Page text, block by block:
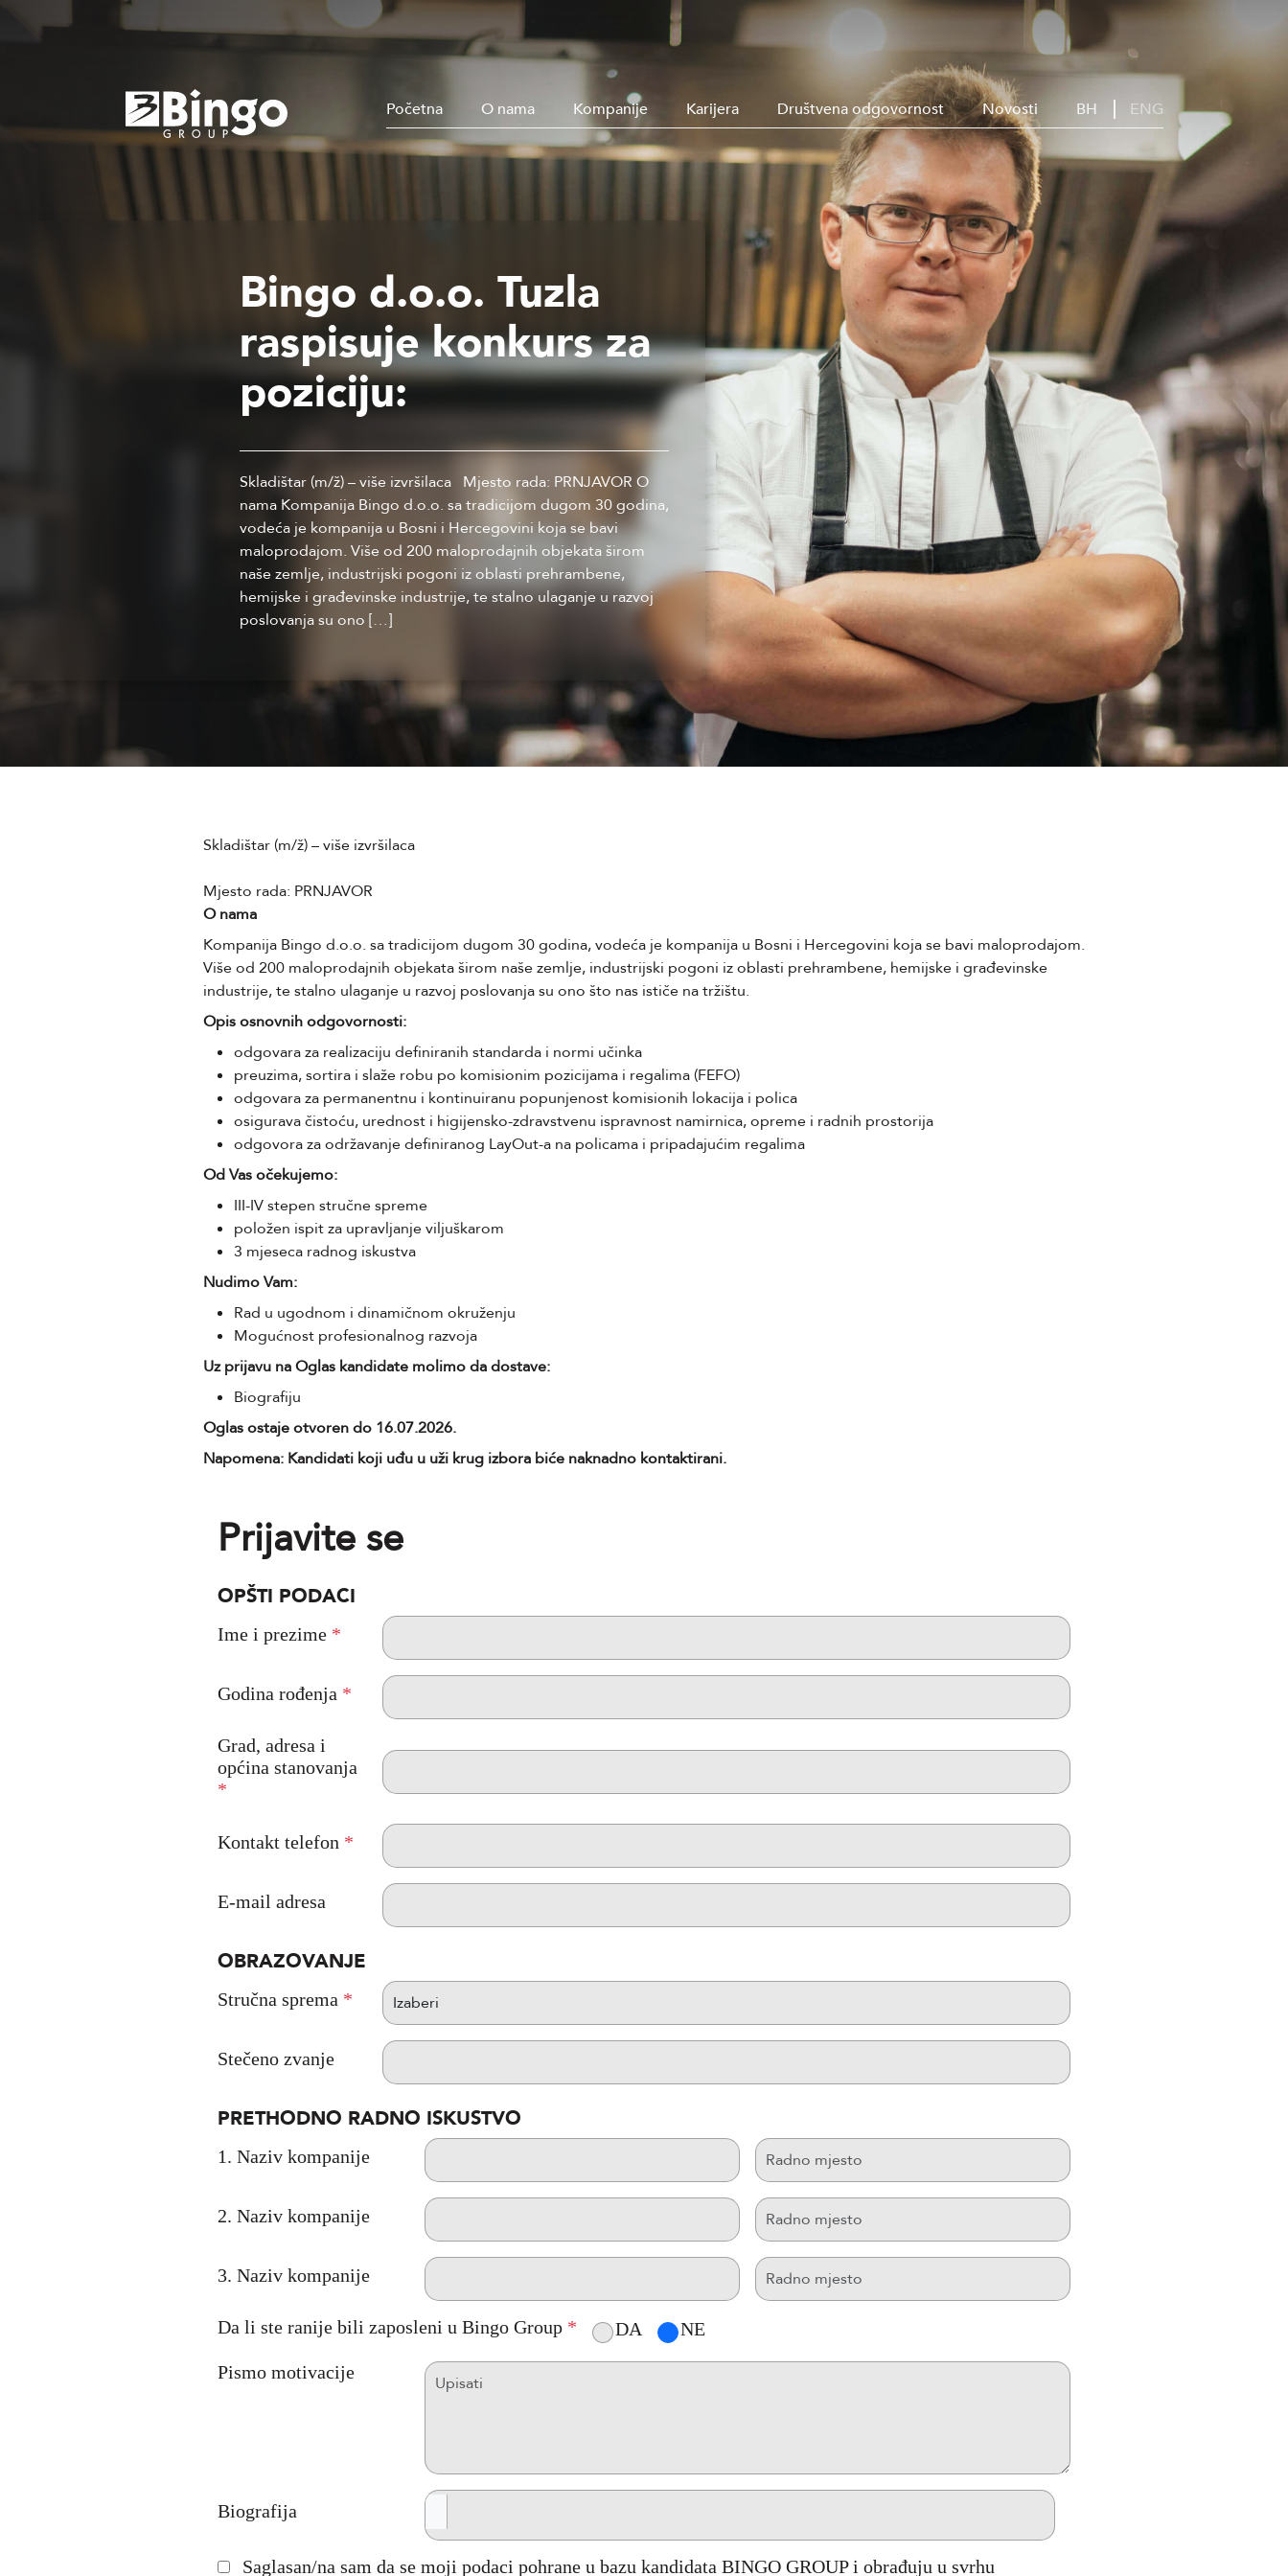
Početna O nama Kompanije Karijera Društvena odgovornost Novosti BH ENG
Bingo d.o.o. Tuzla
raspisuje konkurs za
poziciju:
Skladištar (m/ž) – više izvršilaca Mjesto rada: PRNJAVOR O
nama Kompanija Bingo d.o.o. sa tradicijom dugom 30 godina,
vodeća je kompanija u Bosni i Hercegovini koja se bavi
maloprodajom. Više od 200 maloprodajnih objekata širom
naše zemlje, industrijski pogoni iz oblasti prehrambene,
hemijske i građevinske industrije, te stalno ulaganje u razvoj
poslovanja su ono […]
Skladištar (m/ž) – više izvršilaca
Mjesto rada: PRNJAVOR
O nama
Kompanija Bingo d.o.o. sa tradicijom dugom 30 godina, vodeća je kompanija u Bosni i Hercegovini koja se bavi maloprodajom.
Više od 200 maloprodajnih objekata širom naše zemlje, industrijski pogoni iz oblasti prehrambene, hemijske i građevinske
industrije, te stalno ulaganje u razvoj poslovanja su ono što nas ističe na tržištu.
Opis osnovnih odgovornosti:
odgovara za realizaciju definiranih standarda i normi učinka
preuzima, sortira i slaže robu po komisionim pozicijama i regalima (FEFO)
odgovara za permanentnu i kontinuiranu popunjenost komisionih lokacija i polica
osigurava čistoću, urednost i higijensko-zdravstvenu ispravnost namirnica, opreme i radnih prostorija
odgovora za održavanje definiranog LayOut-a na policama i pripadajućim regalima
Od Vas očekujemo:
III-IV stepen stručne spreme
položen ispit za upravljanje viljuškarom
3 mjeseca radnog iskustva
Nudimo Vam:
Rad u ugodnom i dinamičnom okruženju
Mogućnost profesionalnog razvoja
Uz prijavu na Oglas kandidate molimo da dostave:
Biografiju
Oglas ostaje otvoren do 16.07.2026.
Napomena: Kandidati koji uđu u uži krug izbora biće naknadno kontaktirani.
Prijavite se
OPŠTI PODACI
Ime i prezime *
Godina rođenja *
Grad, adresa i
općina stanovanja
*
Kontakt telefon *
E-mail adresa
OBRAZOVANJE
Stručna sprema *
Stečeno zvanje
PRETHODNO RADNO ISKUSTVO
1. Naziv kompanije
2. Naziv kompanije
3. Naziv kompanije
Da li ste ranije bili zaposleni u Bingo Group * DA NE
Pismo motivacije
Biografija
Saglasan/na sam da se moji podaci pohrane u bazu kandidata BINGO GROUP i obrađuju u svrhu